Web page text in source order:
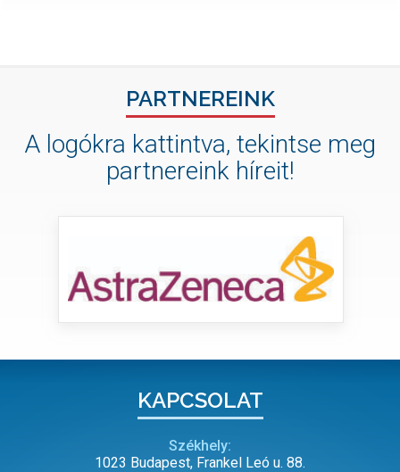
PARTNEREINK
A logókra kattintva, tekintse meg
partnereink híreit!
KAPCSOLAT
Székhely:
1023 Budapest, Frankel Leó u. 88.